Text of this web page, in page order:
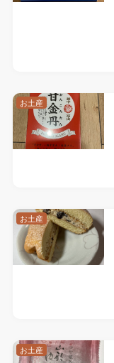
お土産
お土産
お土産